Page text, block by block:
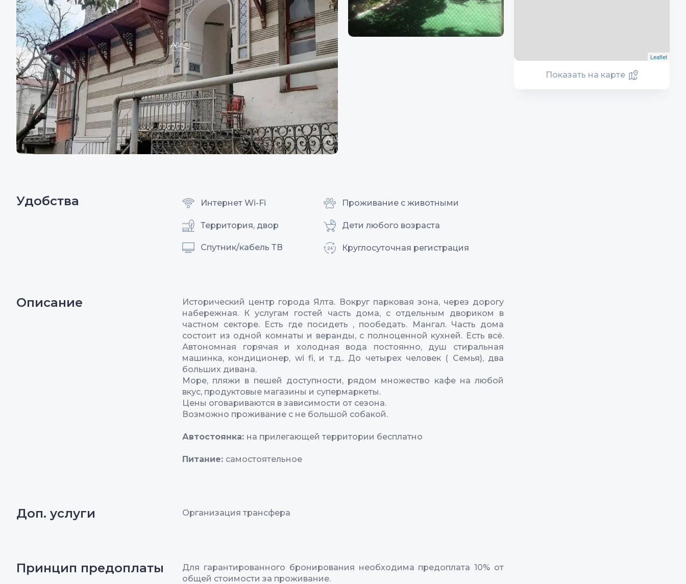
Удобства Интернет Wi-Fi
Территория, двор
Спутник/кабель ТВ
Проживание с животными
Дети любого возраста
Круглосуточная регистрация
Описание
Исторический центр города Ялта. Вокруг парковая зона, через дорогу
набережная. К услугам гостей часть дома, с отдельным двориком в
частном секторе. Есть где посидеть , пообедать. Мангал. Часть дома
состоит из одной комнаты и веранды, с полноценной кухней. Есть всё.
Автономная горячая и холодная вода постоянно, душ стиральная
машинка, кондиционер, wi fi, и т.д.. До четырех человек ( Семья), два
больших дивана.
Море, пляжи в пешей доступности, рядом множество кафе на любой
вкус, продуктовые магазины и супермаркеты.
Цены оговариваются в зависимости от сезона.
Возможно проживание с не большой собакой.
Автостоянка: на прилегающей территории бесплатно
Питание: самостоятельное
Доп. услуги Организация трансфера
Принцип предоплаты
Для гарантированного бронирования необходима предоплата 10% от
общей стоимости за проживание.
Leaflet
Показать на карте